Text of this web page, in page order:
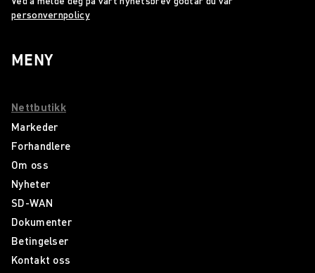
personvernpolicy
MENY
Nettbutikk
Markeder
Forhandlere
Om oss
Nyheter
SD-WAN
Dokumenter
Betingelser
Kontakt oss